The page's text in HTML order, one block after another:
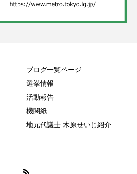
ブログ一覧ページ
選挙情報
活動報告
機関紙
地元代議士 木原せいじ紹介